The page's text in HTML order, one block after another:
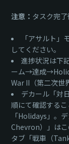
注意： タスク完
「アサルト
してください。
進捗状況は下
ーム→達成
War II（第二次世
デカール「対
順にて確認する
「Holidays」。
Chevron）」は
タブ「戦車（